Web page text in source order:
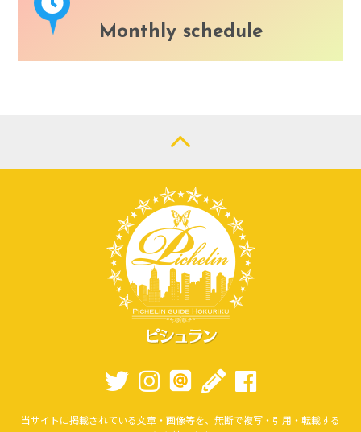
Monthly schedule
当サイトに掲載されている文章・画像等を、無断で複写・引用・転載する